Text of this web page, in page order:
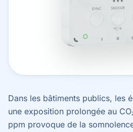
Dans les bâtiments publics, les
une exposition prolongée au
ppm provoque de la